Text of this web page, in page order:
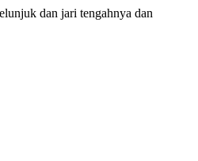
dan jari tengahnya dan